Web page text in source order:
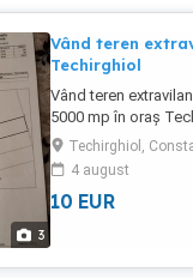
3
Vând teren
Techirghiol
Vând teren
5000 mp în oraș
spatele Fermei
str.9 Mai. Detin acte
proprietate,cadastru
Terenul se poate
Pret - 10 euro mp .
Techirghiol,
4 august
10 EUR